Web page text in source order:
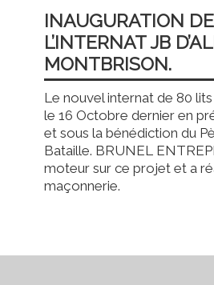
INAUGURATION DE
L’INTERNAT JB
MONTBRISON.
Le nouvel internat de 80
le 16 Octobre dernier en
et sous la bénédiction du
Bataille. BRUNEL
moteur sur ce projet et a
maçonnerie.